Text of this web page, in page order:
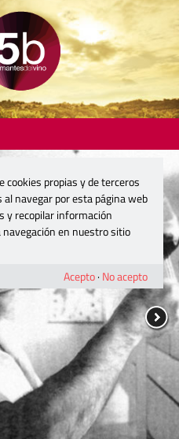
cookies propias y de terceros
navegar por esta página web
y recopilar información
en nuestro sitio
Acepto· No acepto